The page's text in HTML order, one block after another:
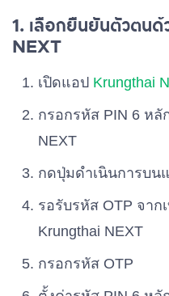
1. เลือกยืนยันตัวตน
NEXT
เปิดแอป Krungthai
กรอกรหัส PIN 6 หลั
NEXT
กดปุ่มดำเนินการบน
รอรับรหัส OTP จา
Krungthai NEXT
กรอกรหัส OTP